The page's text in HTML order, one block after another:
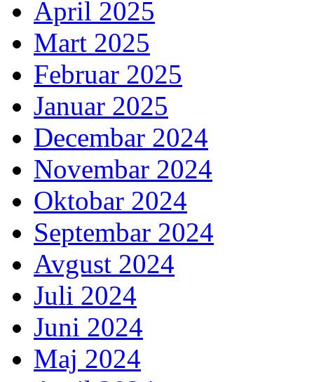
April 2025
Mart 2025
Februar 2025
Januar 2025
Decembar 2024
Novembar 2024
Oktobar 2024
Septembar 2024
Avgust 2024
Juli 2024
Juni 2024
Maj 2024